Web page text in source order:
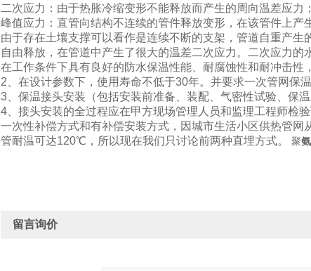
二次应力：由于热胀冷缩变形不能释放而产生的周向温差应力
峰值应力：直管向结构不连续的管件释放变形，在该管件上产
由于存在土壤支撑可以看作是连续不断的支架，管道自重产
自由释放，在管道中产生了很大的温差二次应力。二次应力
在工作条件下具有良好的防水保温性能、耐腐蚀性和耐冲击性
2、在设计参数下，使用寿命不低于30年。并要求一次管网保
3、保温接头安装（包括安装前准备、装配、气密性试验、保
4、接头安装的全过程应在甲方现场管理人员和监理工程师检
一次性补偿方式和有补偿安装方式，因城市生活小区供热管
管耐温可达120℃，所以现在我们只讨论前两种直埋方式。 聚
留言询价